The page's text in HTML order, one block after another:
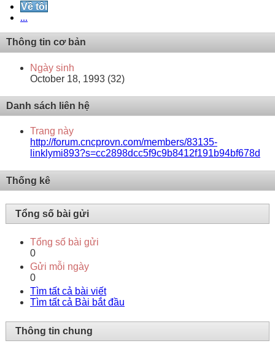
Về tôi
...
Thông tin cơ bản
Ngày sinh
October 18, 1993 (32)
Danh sách liên hệ
Trang này
http://forum.cncprovn.com/members/83135-
linklymi893?s=cc2898dcc5f9c9b8412f191b94bf678d
Thống kê
Tổng số bài gửi
Tổng số bài gửi
0
Gửi mỗi ngày
0
Tìm tất cả bài viết
Tìm tất cả Bài bắt đầu
Thông tin chung